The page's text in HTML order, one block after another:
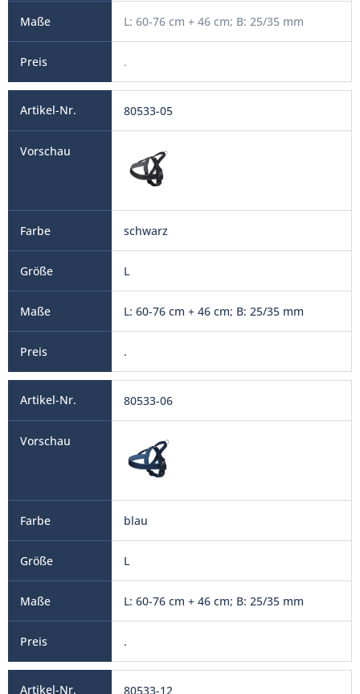
L: 60-76 cm + 46 cm; B: 25/35 mm
.
80533-05
schwarz
L
L: 60-76 cm + 46 cm; B: 25/35 mm
.
80533-06
blau
L
L: 60-76 cm + 46 cm; B: 25/35 mm
.
80533-12